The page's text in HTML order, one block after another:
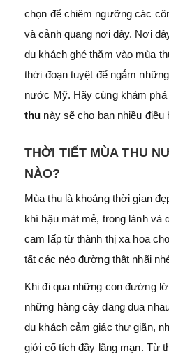
chọn để chiêm ngưỡng các
và cảnh quang nơi đây. Nơi
du khách ghé thăm vào mùa
thời đoạn tuyệt để ngắm
nước Mỹ. Hãy cùng khám
thu này sẽ cho bạn nhiều điều
THỜI TIẾT MÙA THU
NÀO?
Mùa thu là khoảng thời gian
khí hậu mát mẻ, trong lành và
cam lấp từ thành thị xa hoa
tất các nẻo đường thật nhãi
Khi đi qua những con đường
những hàng cây đang đua
du khách cảm giác thư giãn,
giới cổ tích đầy lãng mạn. Từ